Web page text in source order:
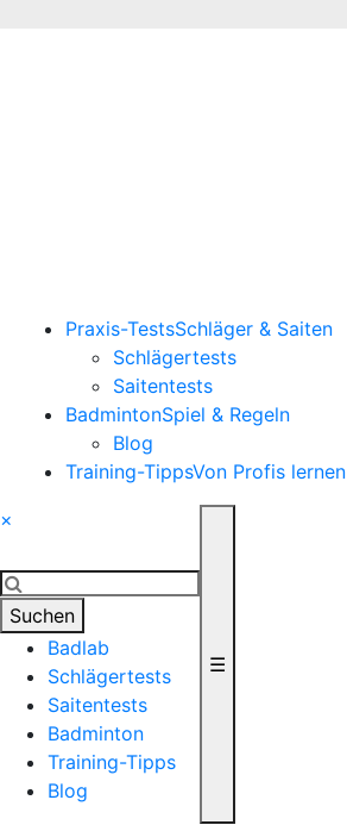
Praxis-TestsSchläger & Saiten
Schlägertests
Saitentests
BadmintonSpiel & Regeln
Blog
Training-TippsVon Profis lernen
×
Suchen
Badlab
Schlägertests
Saitentests
Badminton
Training-Tipps
Blog
☰